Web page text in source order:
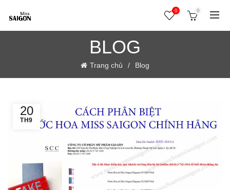
0 0
BLOG
Trang chủ Blog
20
TH9